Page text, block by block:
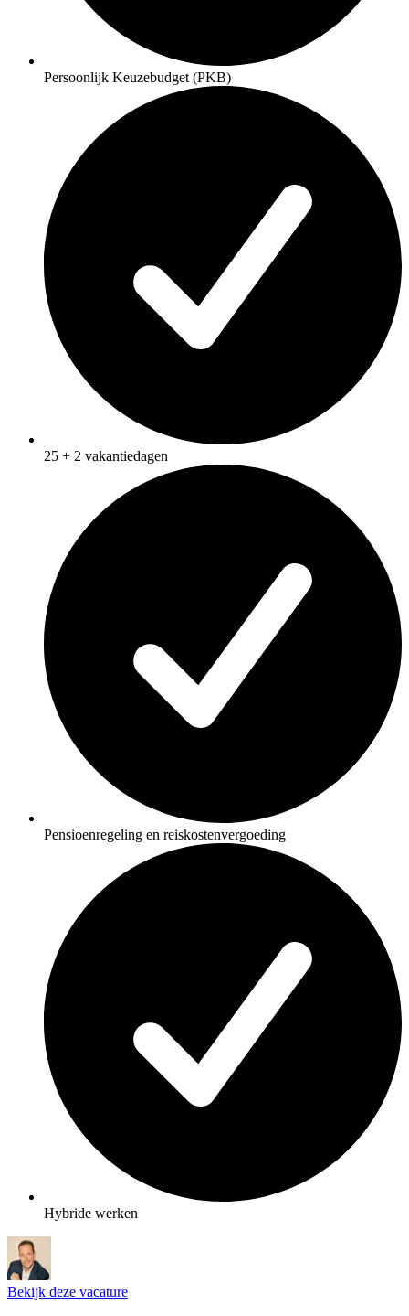
Persoonlijk Keuzebudget (PKB)
25 + 2 vakantiedagen
Pensioenregeling en reiskostenvergoeding
Hybride werken
Bekijk deze vacature